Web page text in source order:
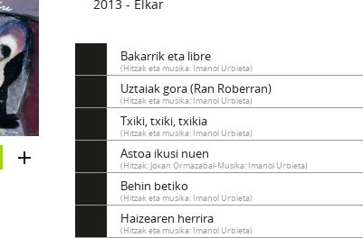
2013 - Elkar
Bakarrik eta libre
(Hitzak eta musika: Imanol Urbieta)
Uztaiak gora (Ran Roberran)
(Hitzak eta musika: Imanol Urbieta)
Txiki, txiki, txikia
(Hitzak eta musika: Imanol Urbieta)
Astoa ikusi nuen
(Hitzak: Joxan Ormazabal-Musika: Imanol Urbieta)
Behin betiko
(Hitzak eta musika: Imanol Urbieta)
Haizearen herrira
(Hitzak eta musika: Imanol Urbieta)